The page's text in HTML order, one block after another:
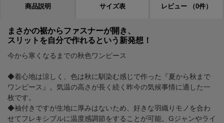
商品説明 サイズ表 レビュー （0件）
まさかの裾からファスナーが開き、
スリットを自分で作れるという新発想！
今から寒くなるまでの秋色ワンピース
◆着心地は涼しく、色は秋に馴染む感じで作った『夏から秋まで
ワンピース』。気温の高さが長く続く昨今の気候事情に適した一
枚です。
◆袖付きですが生地に厚みはないため、好きな羽織りモノを合わ
せてフレキシブルに温度感調節をすることが可能。Gジャンやライ